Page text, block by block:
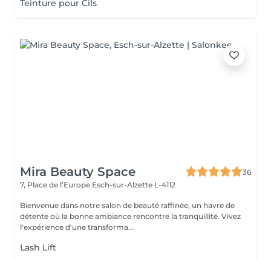
Teinture pour Cils
Mira Beauty Space
36
7, Place de l’Europe Esch-sur-Alzette L-4112
Bienvenue dans notre salon de beauté raffinée, un havre de
détente où la bonne ambiance rencontre la tranquillité. Vivez
l'expérience d'une transforma...
Lash Lift